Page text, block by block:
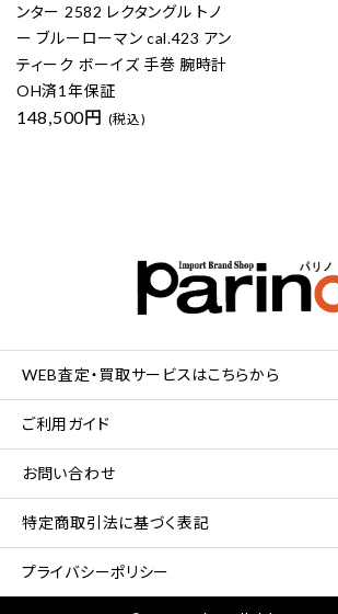
ンター 2582 レクタングル トノ
ー ブルーローマン cal.423 アン
ティーク ボーイズ 手巻 腕時計
OH済1年保証
148,500円 (税込)
WEB査定・買取サービスはこちらから
ご利用ガイド
お問い合わせ
特定商取引法に基づく表記
プライバシーポリシー